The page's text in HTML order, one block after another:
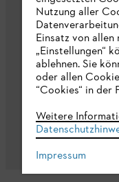
Nutzung aller
Einsatz von
„Einstellungen“
ablehnen. Sie
oder allen
“Cookies“ in der
Weitere
Impressum